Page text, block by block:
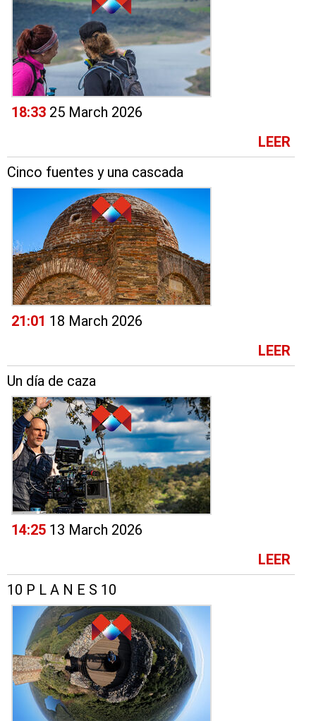
18:33 25 March 2026
LEER
Cinco fuentes y una cascada
21:01 18 March 2026
LEER
Un día de caza
14:25 13 March 2026
LEER
10 P L A N E S 10